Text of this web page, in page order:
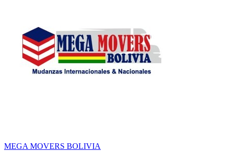
MEGA MOVERS BOLIVIA